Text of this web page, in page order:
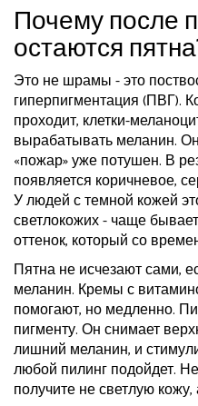
Почему после
остаются
Это не шрамы - это
гиперпигментация (ПВГ).
проходит, клетки-
вырабатывать меланин.
«пожар» уже потушен. В
появляется коричневое,
У людей с темной кожей
светлокожих - чаще
оттенок, который со
Пятна не исчезают сами,
меланин. Кремы с
помогают, но медленно.
пигменту. Он снимает
лишний меланин, и
любой пилинг подойдет.
получите не светлую